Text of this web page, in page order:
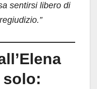
sentirsi libero di